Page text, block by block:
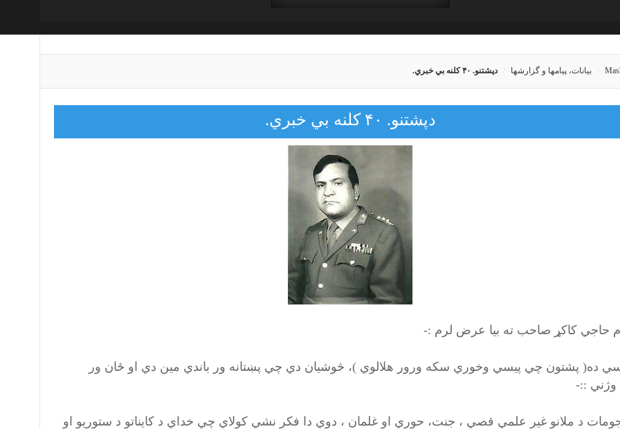
بیانات، پیامها و گزارشها دپشتنو. ۴۰ کلنه بي خبري.
دپشتنو. ۴۰ کلنه بي خبري.
حاجي کاکړ صاحب ته بيا عرض لرم :-
ده( پشتون چي پيسي وخوري سکه ورور هلالوي )، څوشيان دي چي پښتانه ور باندي مين دي او ځان ور
وژني ::-
جومات د ملانو غير علمي قصي ، جنت، حوري او غلمان ، دوي دا فکر نشي کولاي چي خداي د کايناتو د ستوريو او